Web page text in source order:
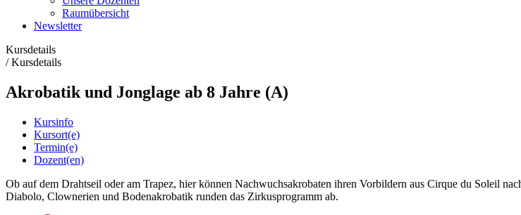
Raumübersicht
Newsletter
Kursdetails
/Kursdetails
Akrobatik und Jonglage ab 8 Jahre (A)
Kursinfo
Kursort(e)
Termin(e)
Dozent(en)
Ob auf dem Drahtseil oder am Trapez, hier können Nachwuchsakrobaten ihren Vorbildern aus Cirque du Soleil
Diabolo, Clownerien und Bodenakrobatik runden das Zirkusprogramm ab.